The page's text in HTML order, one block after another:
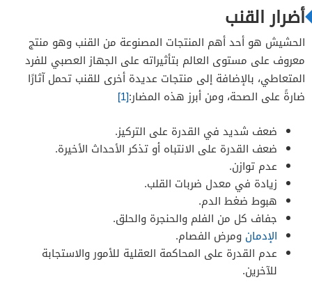
أضرار القنب
الحشيش هو أحد أهم المنتجات المصنوعة من القنب وهو منتج
معروف على مستوى العالم بتأثيراته على الجهاز العصبي للفرد
المتعاطي، بالإضافة إلى منتجات عديدة أخرى للقنب تحمل آثارًا
ضارةً على الصحة، ومن أبرز هذه المضار:[1]
ضعف شديد في القدرة على التركيز.
ضعف القدرة على الانتباه أو تذكر الأحداث الأخيرة.
عدم توازن.
زيادة في معدل ضربات القلب.
هبوط ضغط الدم.
جفاف كل من الفلم والحنجرة والحلق.
الإدمان ومرض الفصام.
عدم القدرة على المحاكمة العقلية للأمور والاستجابة
للآخرين.